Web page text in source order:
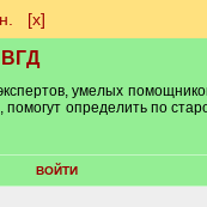
[х]
ВГД
умелых
определить по
ВОЙТИ